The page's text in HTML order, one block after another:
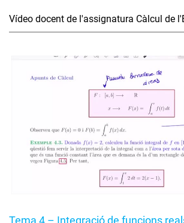
Vídeo docent de l'assignatura Càlcul de
Tema 4 – Integració de funcions